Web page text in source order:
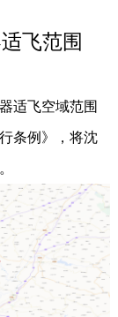
飞范围
适飞空域范围
条例》，将沈